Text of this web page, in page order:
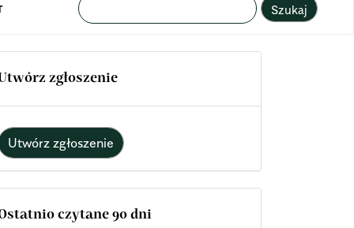
Szukaj
zgłoszenie
Utwórz zgłoszenie
czytane 90 dni